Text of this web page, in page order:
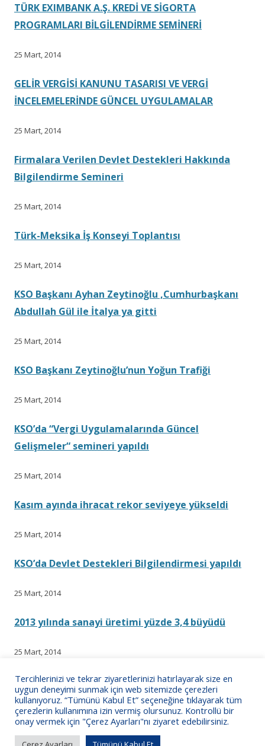
TÜRK EXIMBANK A.Ş. KREDİ VE SİGORTA
PROGRAMLARI BİLGİLENDİRME SEMİNERİ
25 Mart, 2014
GELİR VERGİSİ KANUNU TASARISI VE VERGİ
İNCELEMELERİNDE GÜNCEL UYGULAMALAR
25 Mart, 2014
Firmalara Verilen Devlet Destekleri Hakkında
Bilgilendirme Semineri
25 Mart, 2014
Türk-Meksika İş Konseyi Toplantısı
25 Mart, 2014
KSO Başkanı Ayhan Zeytinoğlu ,Cumhurbaşkanı
Abdullah Gül ile İtalya ya gitti
25 Mart, 2014
KSO Başkanı Zeytinoğlu’nun Yoğun Trafiği
25 Mart, 2014
KSO’da “Vergi Uygulamalarında Güncel
Gelişmeler“ semineri yapıldı
25 Mart, 2014
Kasım ayında ihracat rekor seviyeye yükseldi
25 Mart, 2014
KSO’da Devlet Destekleri Bilgilendirmesi yapıldı
25 Mart, 2014
2013 yılında sanayi üretimi yüzde 3,4 büyüdü
25 Mart, 2014
Araç Ağırlıkları ve Boyutları Hk.
14 Şubat, 2013
Tercihlerinizi ve tekrar ziyaretlerinizi hatırlayarak size en
uygun deneyimi sunmak için web sitemizde çerezleri
kullanıyoruz. “Tümünü Kabul Et” seçeneğine tıklayarak tüm
çerezlerin kullanımına izin vermiş olursunuz. Kontrollü bir
onay vermek için "Çerez Ayarları"nı ziyaret edebilirsiniz.